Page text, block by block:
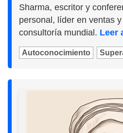
Sharma, escritor y
personal, líder en ventas
consultoría mundial. Leer
Autoconocimiento